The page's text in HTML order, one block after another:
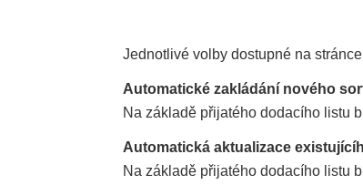
Jednotlivé volby dostupné na
Automatické zakládání nového
Na základě přijatého dodacího listu
Automatická aktualizace
Na základě přijatého dodacího listu